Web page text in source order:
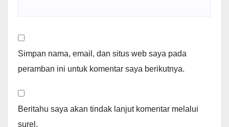
Simpan nama, email, dan situs web saya pada
peramban ini untuk komentar saya berikutnya.
Beritahu saya akan tindak lanjut komentar melalui
surel.